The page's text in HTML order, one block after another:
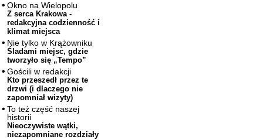
Okno na Wielopolu
Z serca Krakowa -
redakcyjna codzienność i
klimat miejsca
Nie tylko w Krążowniku
Śladami miejsc, gdzie
tworzyło się „Tempo”
Gościli w redakcji
Kto przeszedł przez te
drzwi (i dlaczego nie
zapomniał wizyty)
To też część naszej
historii
Nieoczywiste wątki,
niezapomniane rozdziały